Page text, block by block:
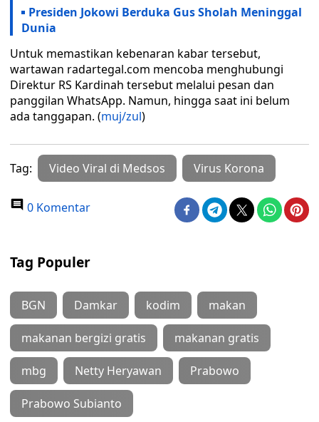
Presiden Jokowi Berduka Gus Sholah Meninggal
Dunia
Untuk memastikan kebenaran kabar tersebut,
wartawan radartegal.com mencoba menghubungi
Direktur RS Kardinah tersebut melalui pesan dan
panggilan WhatsApp. Namun, hingga saat ini belum
ada tanggapan. (muj/zul)
Tag: Video Viral di Medsos Virus Korona
0 Komentar
Tag Populer
BGN Damkar kodim makan
makanan bergizi gratis makanan gratis
mbg Netty Heryawan Prabowo
Prabowo Subianto